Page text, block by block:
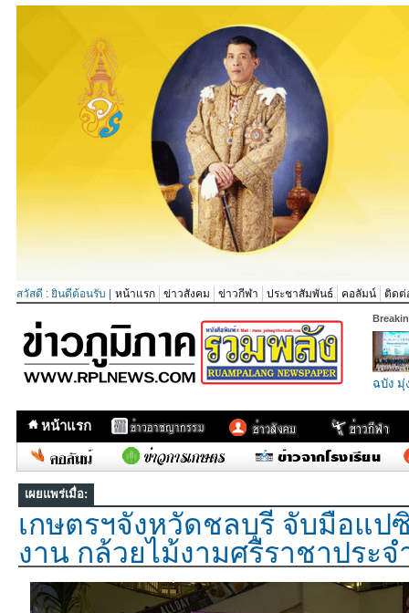
สวัสดี : ยินดีต้อนรับ | หน้าแรก ข่าวสังคม ข่าวกีฬา ประชาสัมพันธ์ คอลัมน์ ติดต่
ฉบัง มุ่
หน้าแรก
เผยแพร่เมื่อ:
เกษตรฯจังหวัดชลบุรี จับมือแ
งาน กล้วยไม้งามศรีราชาประจ